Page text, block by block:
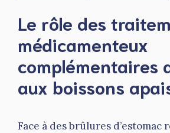
Le rôle des
médicamenteux
complémentaires
aux boissons
Face à des brûlures d’estomac